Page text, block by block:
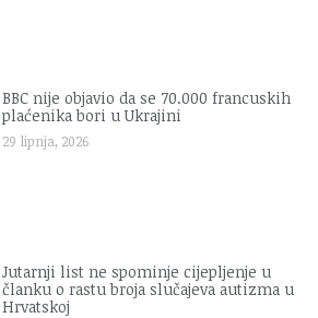
BBC nije objavio da se 70.000 francuskih
plaćenika bori u Ukrajini
29 lipnja, 2026
Jutarnji list ne spominje cijepljenje u
članku o rastu broja slučajeva autizma u
Hrvatskoj